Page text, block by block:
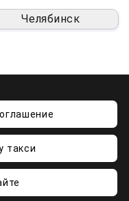
Челябинск
такси